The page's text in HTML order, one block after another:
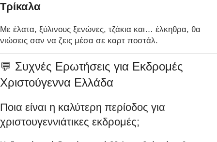
Τρίκαλα
Με έλατα, ξύλινους ξενώνες, τζάκια και… έλκηθρα, θα
νιώσεις σαν να ζεις μέσα σε καρτ ποστάλ.
💬 Συχνές Ερωτήσεις για Εκδρομές
Χριστούγεννα Ελλάδα
Ποια είναι η καλύτερη περίοδος για
χριστουγεννιάτικες εκδρομές;